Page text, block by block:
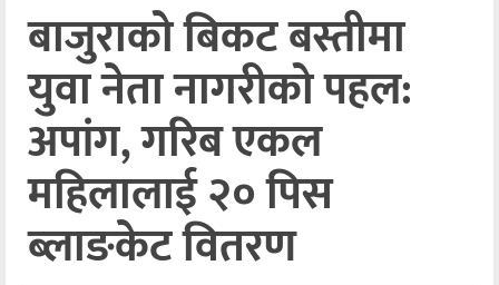
अन्तराष्ट्रिय
अन्तर्वार्ता
अर्थ
खेलकुद
मनोरञ्जन
अन्य
बाजुराको बिकट बस्तीमा
युवा नेता नागरीको पहल:
अपांग, गरिब एकल
महिलालाई २० पिस
ब्लाङकेट वितरण